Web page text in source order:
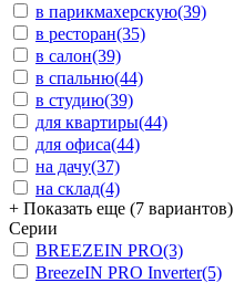
в парикмахерскую(39)
в ресторан(35)
в салон(39)
в спальню(44)
в студию(39)
для квартиры(44)
для офиса(44)
на дачу(37)
на склад(4)
+ Показать еще (7 вариантов)
Серии
BREEZEIN PRO(3)
BreezeIN PRO Inverter(5)